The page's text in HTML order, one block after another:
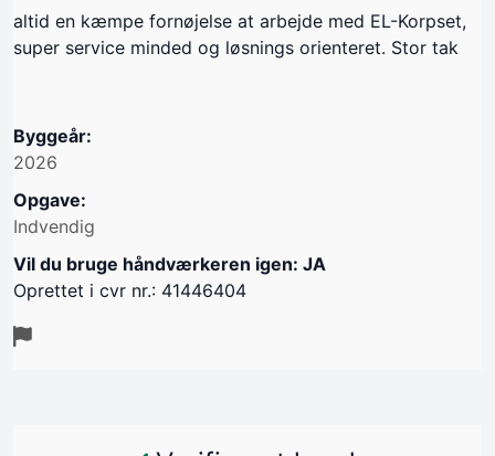
altid en kæmpe fornøjelse at arbejde med EL-Korpset,
super service minded og løsnings orienteret. Stor tak
Byggeår:
2026
Opgave:
Indvendig
Vil du bruge håndværkeren igen: JA
Oprettet i cvr nr.: 41446404